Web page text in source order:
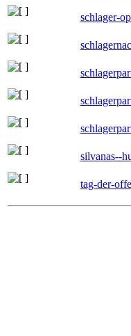
schlager-
silvanas--
tag-der-